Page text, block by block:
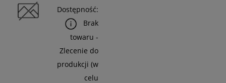
Do
Koszyka
Dostępność:
Brak
towaru -
Zlecenie do
produkcji (w
celu